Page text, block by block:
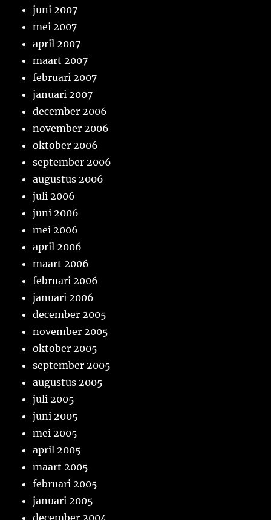
juni 2007
mei 2007
april 2007
maart 2007
februari 2007
januari 2007
december 2006
november 2006
oktober 2006
september 2006
augustus 2006
juli 2006
juni 2006
mei 2006
april 2006
maart 2006
februari 2006
januari 2006
december 2005
november 2005
oktober 2005
september 2005
augustus 2005
juli 2005
juni 2005
mei 2005
april 2005
maart 2005
februari 2005
januari 2005